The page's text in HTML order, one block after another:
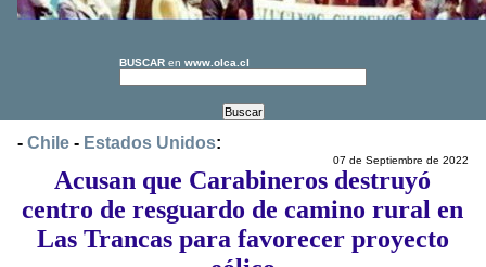
BUSCAR en www.olca.cl
- Chile - Estados Unidos:
07 de Septiembre de 2022
Acusan que Carabineros destruyó
centro de resguardo de camino rural en
Las Trancas para favorecer proyecto